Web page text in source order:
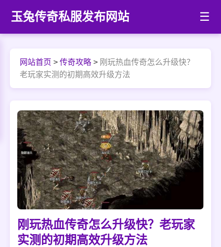
玉兔传奇私服发布网站 ☰
网站首页 > 传奇攻略 > 刚玩热血传奇怎么升级快？
老玩家实测的初期高效升级方法
刚玩热血传奇怎么升级快？老玩家
实测的初期高效升级方法